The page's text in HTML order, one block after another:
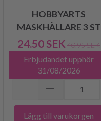
HOBBYARTS
MASKHÅLLARE 3 ST
24.50 SEK 40.95 SEK
Erbjudandet upphör
31/08/2026
Lägg till varukorgen